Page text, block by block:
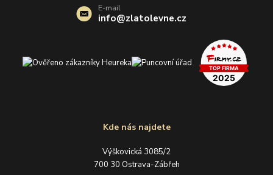
Kde nás najdete
Výškovická 3085/2
700 30 Ostrava-Zábřeh
E-mail
info@zlatolevne.cz